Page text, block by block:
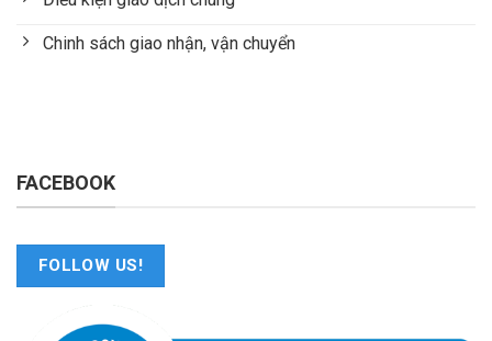
Chinh sách giao nhận, vận chuyển
FACEBOOK
FOLLOW US!